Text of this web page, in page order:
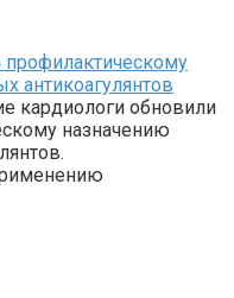
антикоагулянтов
кардиологи обновили
назначению